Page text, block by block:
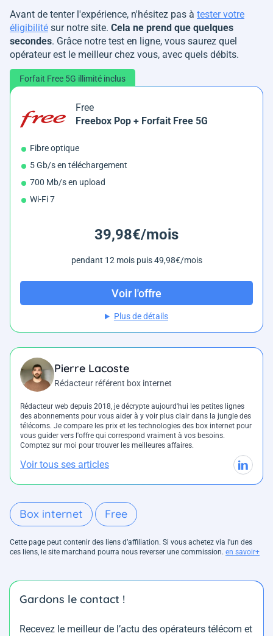
Avant de tenter l'expérience, n'hésitez pas à tester votre
éligibilité sur notre site. Cela ne prend que quelques
secondes. Grâce notre test en ligne, vous saurez quel
opérateur est le meilleur chez vous, avec quels débits.
Forfait Free 5G illimité inclus
Free
Freebox Pop + Forfait Free 5G
Fibre optique
5 Gb/s en téléchargement
700 Mb/s en upload
Wi-Fi 7
39,98€/mois
pendant 12 mois puis 49,98€/mois
Voir l'offre
Plus de détails
Pierre Lacoste
Rédacteur référent box internet
Rédacteur web depuis 2018, je décrypte aujourd'hui les petites lignes
des abonnements pour vous aider à y voir plus clair dans la jungle des
télécoms. Je compare les prix et les technologies des box internet pour
vous guider vers l'offre qui correspond vraiment à vos besoins.
Comptez sur moi pour trouver les meilleures affaires.
Voir tous ses articles
Box internet Free
Cette page peut contenir des liens d’affiliation. Si vous achetez via l'un des
ces liens, le site marchand pourra nous reverser une commission. en savoir+
Gardons le contact !
Recevez le meilleur de l’actu des opérateurs télécom et